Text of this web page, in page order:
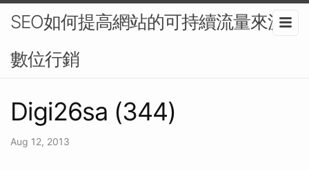
SEO如何提高網站的可持續流量來源-
數位行銷
Digi26sa (344)
Aug 12, 2013